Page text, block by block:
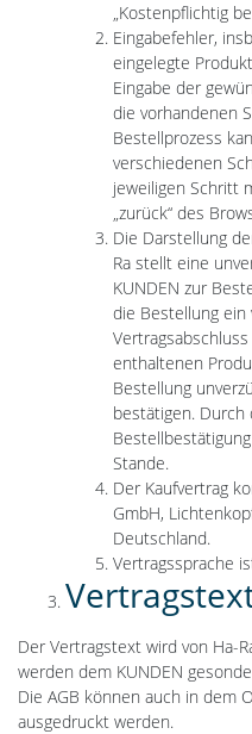
„Kostenpflichtig
Eingabefehler,
eingelegte
Eingabe der
die vorhandenen
Bestellprozess
verschiedenen
jeweiligen Schritt
„zurück“ des
Die Darstellung
Ra stellt eine
KUNDEN zur
die Bestellung ein
enthaltenen
Bestellung
bestätigen.
Stande.
Der Kaufvertrag
GmbH,
Deutschland.
Vertragssprache
Der Vertragstext wird von Ha-
werden dem KUNDEN
Die AGB können auch in dem
ausgedruckt werden.